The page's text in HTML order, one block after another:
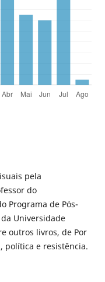
pela
do
Programa de Pós-
Universidade
outros livros, de Por
política e resistência.